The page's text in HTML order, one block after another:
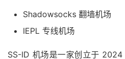
Shadowsocks 翻墙机场
IEPL 专线机场
SS-ID 机场是一家创立于